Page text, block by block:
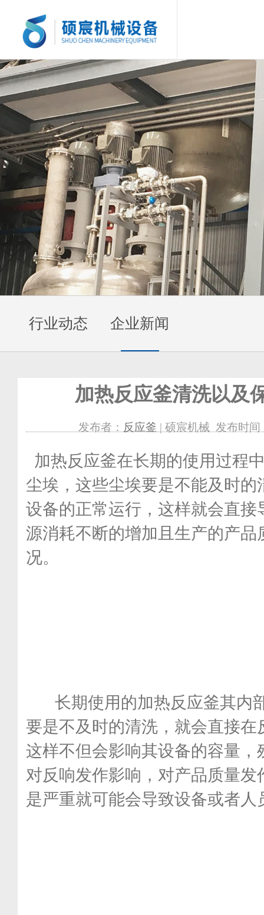
行业动态 企业新闻
加热反应釜清洗以及
发布者： 反应釜 | 硕宸机械 发布时间
加热反应釜在长期的使用过程
尘埃，这些尘埃要是不能及时的
设备的正常运行，这样就会直接
源消耗不断的增加且生产的产品
况。
长期使用的加热反应釜其内
要是不及时的清洗，就会直接在
这样不但会影响其设备的容量，
对反响发作影响，对产品质量发
是严重就可能会导致设备或者人